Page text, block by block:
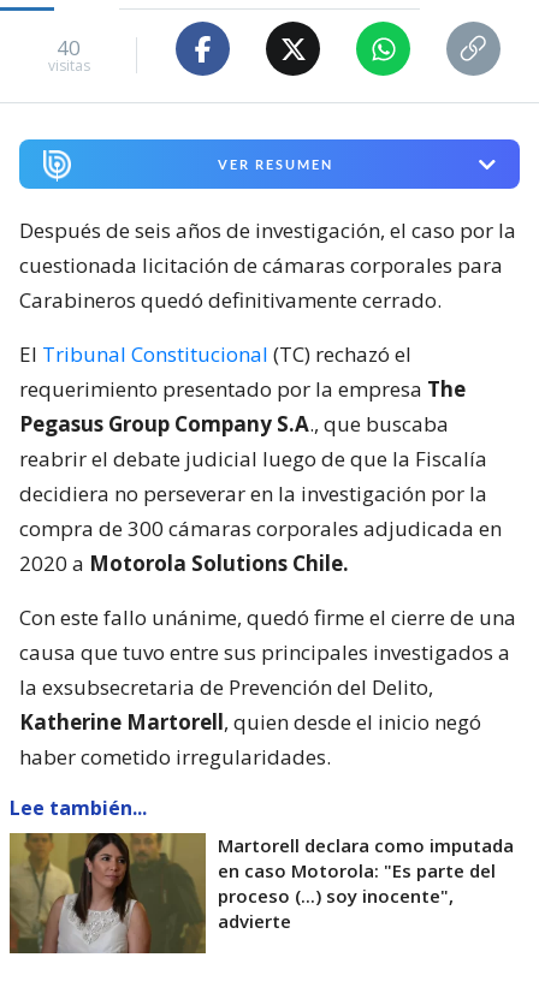
40
visitas
VER RESUMEN
Después de seis años de investigación, el caso por la
cuestionada licitación de cámaras corporales para
Carabineros quedó definitivamente cerrado.
El Tribunal Constitucional (TC) rechazó el
requerimiento presentado por la empresa The
Pegasus Group Company S.A., que buscaba
reabrir el debate judicial luego de que la Fiscalía
decidiera no perseverar en la investigación por la
compra de 300 cámaras corporales adjudicada en
2020 a Motorola Solutions Chile.
Con este fallo unánime, quedó firme el cierre de una
causa que tuvo entre sus principales investigados a
la exsubsecretaria de Prevención del Delito,
Katherine Martorell, quien desde el inicio negó
haber cometido irregularidades.
Lee también...
Martorell declara como imputada
en caso Motorola: "Es parte del
proceso (...) soy inocente",
advierte